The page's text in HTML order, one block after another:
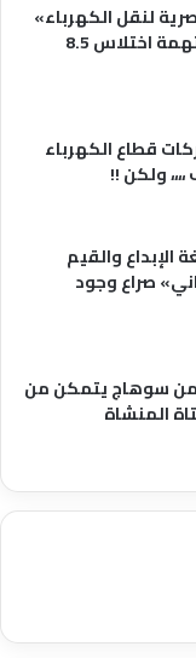
لنقل الكهرباء»
لنيابة الأموال العامة بتهمة اختلاس 8.5
قطاع الكهرباء
ولكن !!
الإبداع والقيم
صراع وجود
.. امن سوهاج يتمكن من
المنشاة